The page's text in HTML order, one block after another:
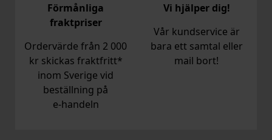
Förmånliga
fraktpriser
Ordervärde från 2 000
kr skickas fraktfritt*
inom Sverige vid
beställning på
e‑handeln
Vi hjälper dig!
Vår kundservice är
bara ett samtal eller
mail bort!